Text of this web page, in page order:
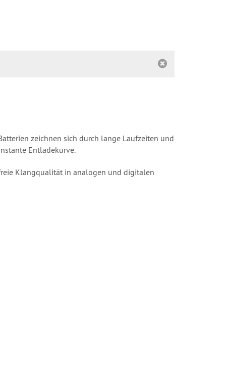
zeichnen sich durch lange Laufzeiten und
Entladekurve.
Klangqualität in analogen und digitalen